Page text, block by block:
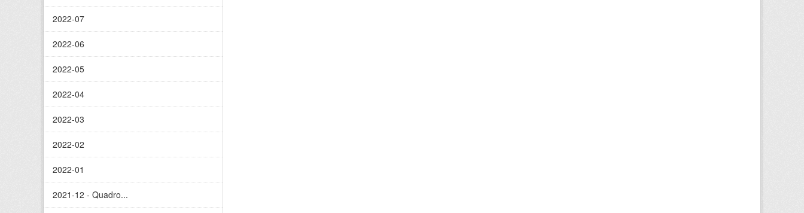
2022-07
2022-06
2022-05
2022-04
2022-03
2022-02
2022-01
2021-12 - Quadro...